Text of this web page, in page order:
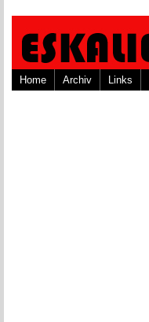
Home Archiv Links